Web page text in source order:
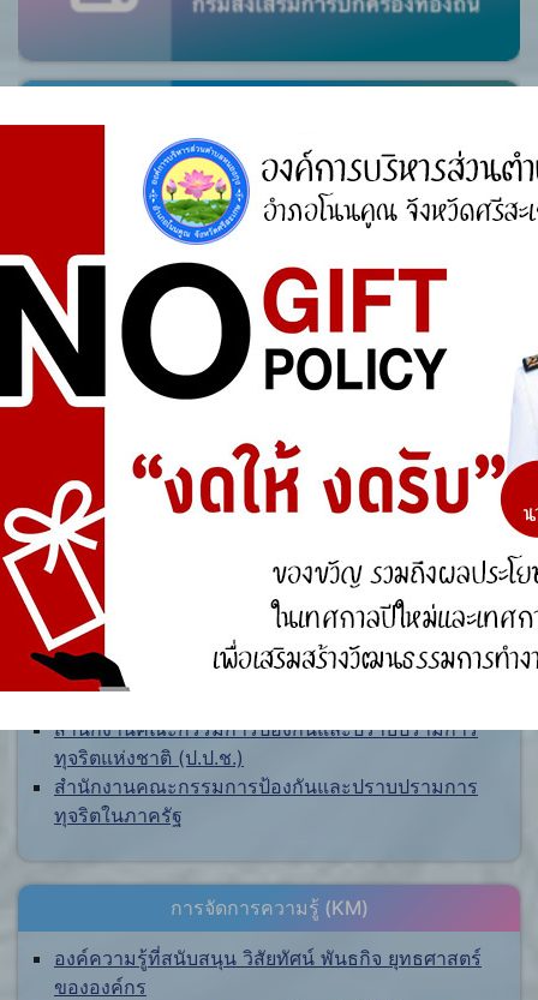
สำนักงานคณะกรรมการป้องกันและปราบปรามการ
ทุจริตแห่งชาติ (ป.ป.ช.)
สำนักงานคณะกรรมการป้องกันและปราบปรามการ
ทุจริตในภาครัฐ
การจัดการความรู้ (KM)
องค์ความรู้ที่สนับสนุน วิสัยทัศน์ พันธกิจ ยุทธศาสตร์
ขององค์กร